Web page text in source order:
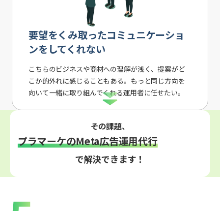
要望をくみ取ったコミュニケーショ
ンをしてくれない
こちらのビジネスや商材への理解が浅く、提案がど
こか的外れに感じることもある。もっと同じ方向を
向いて一緒に取り組んでくれる運用者に任せたい。
その課題、
プラマーケのMeta広告運用代行
で解決できます！